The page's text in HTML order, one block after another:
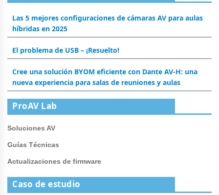
Las 5 mejores configuraciones de cámaras AV para aulas
híbridas en 2025
El problema de USB – ¡Resuelto!
Cree una solución BYOM eficiente con Dante AV-H: una
nueva experiencia para salas de reuniones y aulas
ProAV Lab
Soluciones AV
Guías Técnicas
Actualizaciones de firmware
Caso de estudio